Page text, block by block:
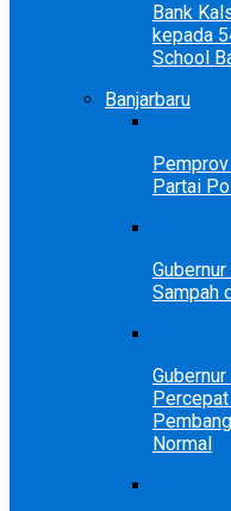
Bank
kepada
School
Banjarbaru
Partai
Sampah
Normal